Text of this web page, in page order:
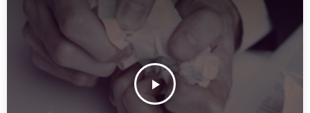
play_arrow